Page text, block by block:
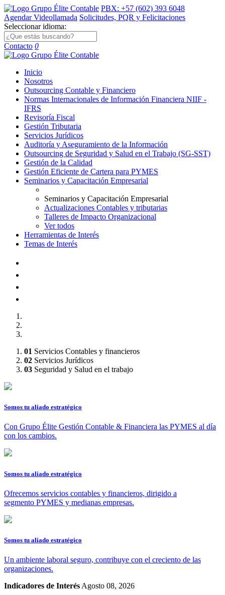
PBX: +57 (602) 393 6048
Agendar Videollamada Solicitudes, PQR y Felicitaciones
Seleccionar idioma:
Contacto 0
Inicio
Nosotros
Outsourcing Contable y Financiero
Normas Internacionales de Información Financiera NIIF -
IFRS
Revisoría Fiscal
Gestión Tributaria
Servicios Jurídicos
Auditoría y Aseguramiento de la Información
Outsourcing de Seguridad y Salud en el Trabajo (SG-SST)
Gestión de la Calidad
Gestión Eficiente de Cartera para PYMES
Seminarios y Capacitación Empresarial
Seminarios y Capacitación Empresarial
Actualizaciones Contables y tributarias
Talleres de Impacto Organizacional
Ver todos
Herramientas de Interés
Temas de Interés
01 Servicios Contables y financieros
02 Servicios Jurídicos
03 Seguridad y Salud en el trabajo
Somos tu aliado estratégico
Con Grupo Élite Gestión Contable & Financiera las PYMES al día
con los cambios.
Somos tu aliado estratégico
Ofrecemos servicios contables y financieros, dirigido a
segmento PYMES y medianas empresas.
Somos tu aliado estratégico
Un ambiente laboral seguro, contribuye con el creciento de las
organizaciones.
Indicadores de Interés Agosto 08, 2026